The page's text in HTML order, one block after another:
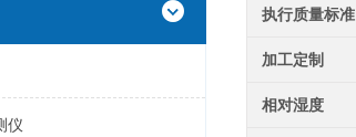
仪
执行质量标准
加工定制
相对湿度